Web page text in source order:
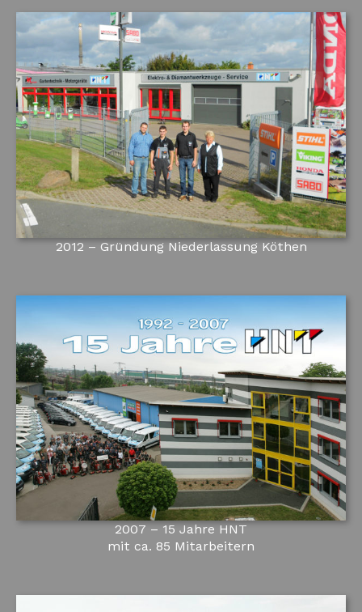
2012 – Gründung Niederlassung Köthen
2007 – 15 Jahre HNT
mit ca. 85 Mitarbeitern